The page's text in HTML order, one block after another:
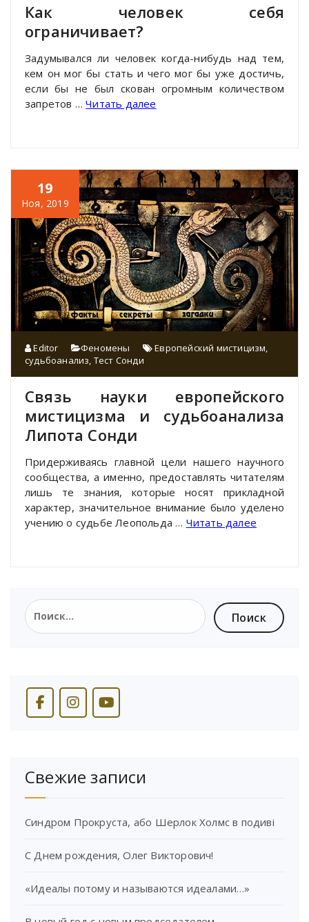
Как человек себя
ограничивает?
Задумывался ли человек когда-нибудь над тем,
кем он мог бы стать и чего мог бы уже достичь,
если бы не был скован огромным количеством
запретов …Читать далее
19
Ноя, 2019
Editor Феномены Европейский мистицизм
судьбоанализ Тест Сонди
Связь науки европейского
мистицизма и судьбоанализа
Липота Сонди
Придерживаясь главной цели нашего научного
сообщества, а именно, предоставлять читателям
лишь те знания, которые носят прикладной
характер, значительное внимание было уделено
учению о судьбе Леопольда … Читать далее
Найти:
Свежие записи
Синдром Прокруста, або Шерлок Холмс в подиві
С Днем рождения, Олег Викторович!
«Идеалы потому и называются идеалами…»